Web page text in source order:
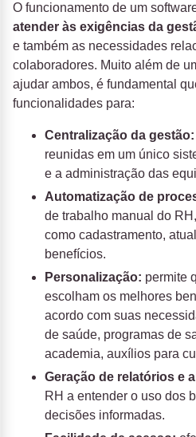
O funcionamento de um
atender às exigências da
e também as necessidades
colaboradores. Muito além de
ajudar ambos, é fundamental
funcionalidades para:
Centralização da gestão:
reunidas em um único
e a administração das
Automatização de
de trabalho manual do
como cadastramento,
benefícios.
Personalização: permite
escolham os melhores
acordo com suas
de saúde, programas de
academia, auxílios para
Geração de relatórios e
RH a entender o uso dos
decisões informadas.